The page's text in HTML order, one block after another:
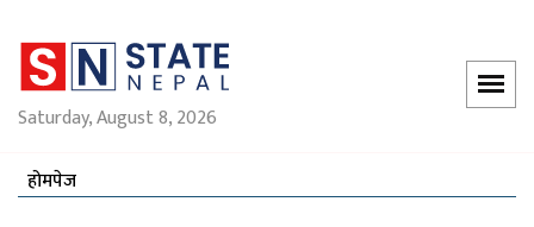
Saturday, August 8, 2026
होमपेज